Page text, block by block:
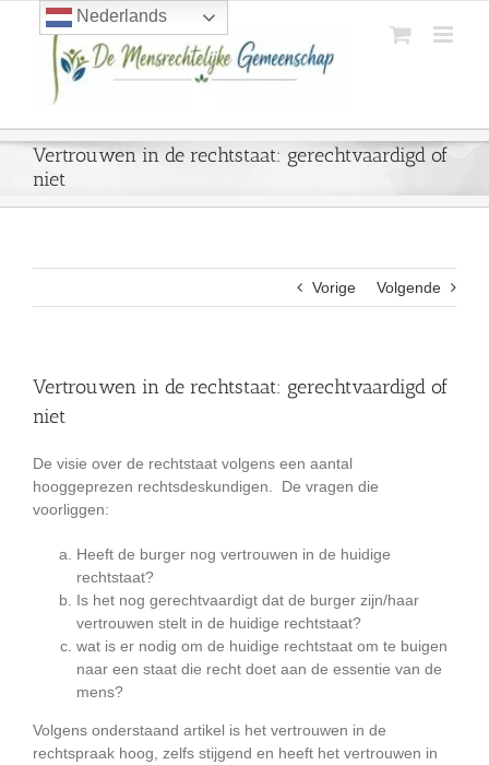
Vertrouwen in de rechtstaat: gerechtvaardigd of
niet
Vorige Volgende
Vertrouwen in de rechtstaat: gerechtvaardigd of
niet
De visie over de rechtstaat volgens een aantal
hooggeprezen rechtsdeskundigen. De vragen die
voorliggen:
Heeft de burger nog vertrouwen in de huidige
rechtstaat?
Is het nog gerechtvaardigt dat de burger zijn/haar
vertrouwen stelt in de huidige rechtstaat?
wat is er nodig om de huidige rechtstaat om te buigen
naar een staat die recht doet aan de essentie van de
mens?
Volgens onderstaand artikel is het vertrouwen in de
rechtspraak hoog, zelfs stijgend en heeft het vertrouwen in
Nederlands